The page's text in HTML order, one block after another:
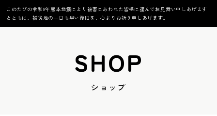
このたびの令和8年熊本地震により被害にあわれた皆様に謹んでお見舞い申しあげます
とともに、被災地の一日も早い復旧を、心よりお祈り申しあげます。
SHOP
ショップ